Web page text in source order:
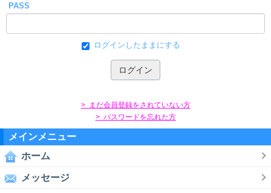
PASS
ログインしたままにする
> まだ会員登録をされていない方
> パスワードを忘れた方
メインメニュー
ホーム
メッセージ